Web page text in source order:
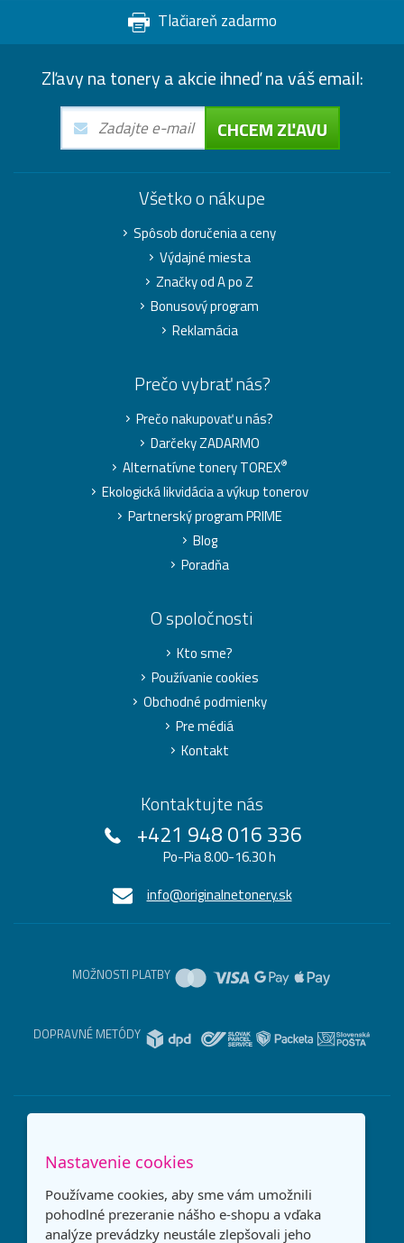
Tlačiareň zadarmo
Zľavy na tonery a akcie ihneď na váš email:
CHCEM ZĽAVU
Všetko o nákupe
Spôsob doručenia a ceny
Výdajné miesta
Značky od A po Z
Bonusový program
Reklamácia
Prečo vybrať nás?
Prečo nakupovať u nás?
Darčeky ZADARMO
Alternatívne tonery TOREX®
Ekologická likvidácia a výkup tonerov
Partnerský program PRIME
Blog
Poradňa
O spoločnosti
Kto sme?
Používanie cookies
Obchodné podmienky
Pre médiá
Kontakt
Kontaktujte nás
+421 948 016 336
Po-Pia 8.00-16.30 h
info@originalnetonery.sk
MOŽNOSTI PLATBY
DOPRAVNÉ METÓDY
Nastavenie cookies
Používame cookies, aby sme vám umožnili
pohodlné prezeranie nášho e-shopu a vďaka
analýze prevádzky neustále zlepšovali jeho